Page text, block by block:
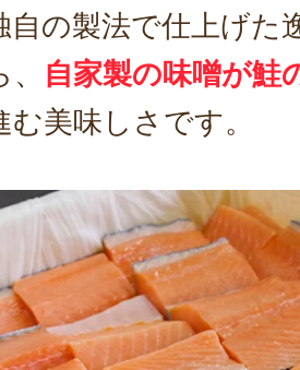
自の製法で仕上げた
自家製の味噌が鮭
む美味しさです。